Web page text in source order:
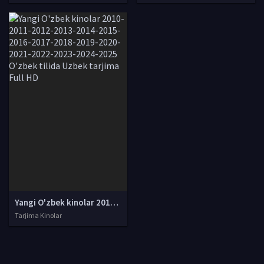
Yangi O'zbek kinolar 2010-2011-2012-2013-2014-2015-2016-2017-2018-2019-2020-2021-2022-2023-2024-2025 O'zbek tilida Uzbek tarjima Full HD
Tarjima Kinolar